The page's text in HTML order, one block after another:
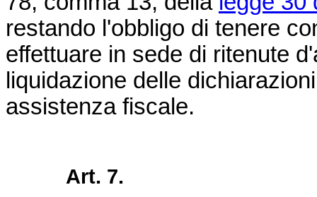
restando l'obbligo di tenere
effettuare in sede di ritenute
liquidazione delle
assistenza fiscale.
Art. 7.